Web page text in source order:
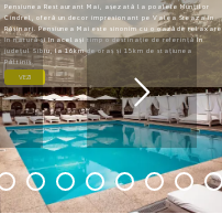
Pensiunea Restaurant Mai, așezată la poalele Munților
Cindrel, oferă un decor impresionant pe Valea Steaza in
Rășinari. Pensiunea Mai este sinonim cu o oază de relaxare
în natură și în același timp o destinație de referință în
județul Sibiu, la 16km de oraș și 15km de stațiunea
Păltiniș.
VEZI